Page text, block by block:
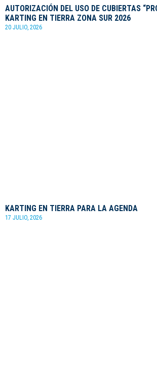
AUTORIZACIÓN DEL USO DE CUBIERTAS
KARTING EN TIERRA ZONA SUR 2026
20 JULIO, 2026
KARTING EN TIERRA PARA LA AGENDA
17 JULIO, 2026